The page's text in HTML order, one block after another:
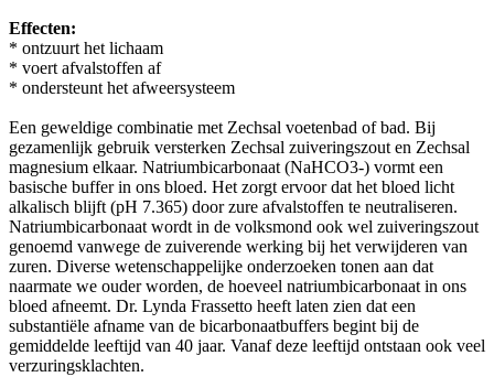
Effecten:
* ontzuurt het lichaam
* voert afvalstoffen af
* ondersteunt het afweersysteem
Een geweldige combinatie met Zechsal voetenbad of bad. Bij
gezamenlijk gebruik versterken Zechsal zuiveringszout en Zechsal
magnesium elkaar. Natriumbicarbonaat (NaHCO3-) vormt een
basische buffer in ons bloed. Het zorgt ervoor dat het bloed licht
alkalisch blijft (pH 7.365) door zure afvalstoffen te neutraliseren.
Natriumbicarbonaat wordt in de volksmond ook wel zuiveringszout
genoemd vanwege de zuiverende werking bij het verwijderen van
zuren. Diverse wetenschappelijke onderzoeken tonen aan dat
naarmate we ouder worden, de hoeveel natriumbicarbonaat in ons
bloed afneemt. Dr. Lynda Frassetto heeft laten zien dat een
substantiële afname van de bicarbonaatbuffers begint bij de
gemiddelde leeftijd van 40 jaar. Vanaf deze leeftijd ontstaan ook veel
verzuringsklachten.